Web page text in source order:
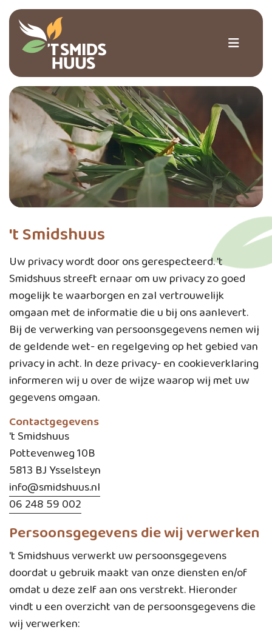
't Smidshuus
Uw privacy wordt door ons gerespecteerd. 't
Smidshuus streeft ernaar om uw privacy zo goed
mogelijk te waarborgen en zal vertrouwelijk
omgaan met de informatie die u bij ons aanlevert.
Bij de verwerking van persoonsgegevens nemen wij
de geldende wet- en regelgeving op het gebied van
privacy in acht. In deze privacy- en cookieverklaring
informeren wij u over de wijze waarop wij met uw
gegevens omgaan.
Contactgegevens
't Smidshuus
Pottevenweg 10B
5813 BJ Ysselsteyn
info@smidshuus.nl
06 248 59 002
Persoonsgegevens die wij verwerken
't Smidshuus verwerkt uw persoonsgegevens
doordat u gebruik maakt van onze diensten en/of
omdat u deze zelf aan ons verstrekt. Hieronder
vindt u een overzicht van de persoonsgegevens die
wij verwerken: